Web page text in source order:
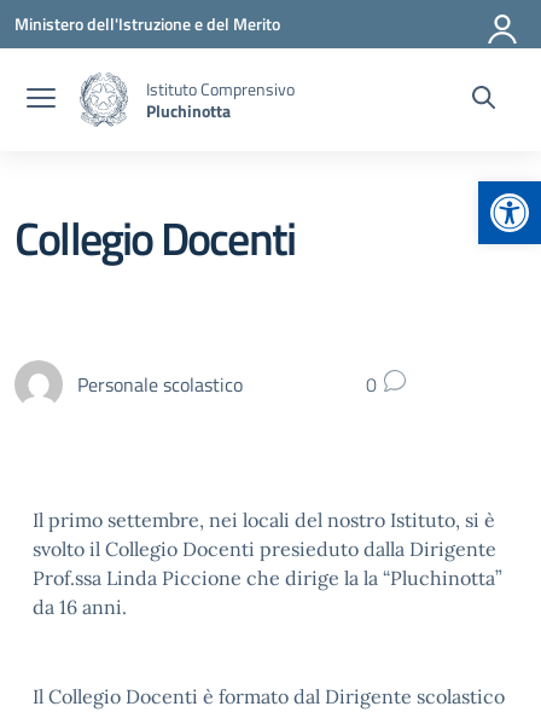
Vai ai contenuti
Vai al menu di navigazione
Vai al footer
Ministero dell'Istruzione e del Merito
Istituto Comprensivo
Pluchinotta
Collegio Docenti
Personale scolastico 0
Il primo settembre, nei locali del nostro Istituto, si è
svolto il Collegio Docenti presieduto dalla Dirigente
Prof.ssa Linda Piccione che dirige la la “Pluchinotta”
da 16 anni.
Il Collegio Docenti è formato dal Dirigente scolastico